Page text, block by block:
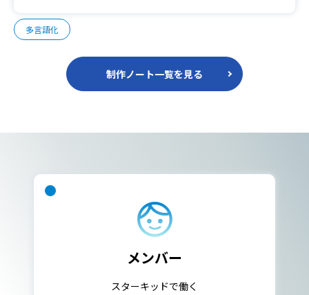
多言語化
制作ノート一覧を見る
メンバー
スターキッドで働く